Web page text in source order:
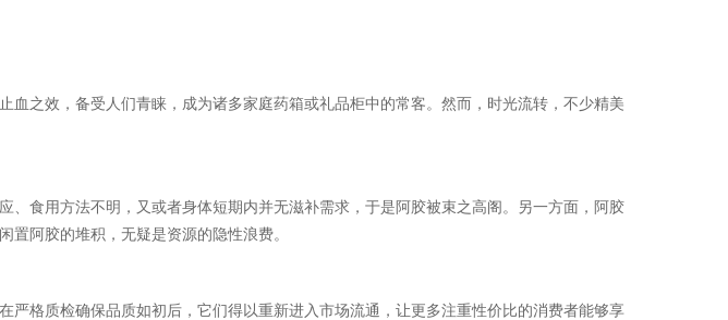
之效，备受人们青睐，成为诸多家庭药箱或礼品柜中的常客。然而，时光流转，不少精美
食用方法不明，又或者身体短期内并无滋补需求，于是阿胶被束之高阁。另一方面，阿胶
阿胶的堆积，无疑是资源的隐性浪费。
格质检确保品质如初后，它们得以重新进入市场流通，让更多注重性价比的消费者能够享